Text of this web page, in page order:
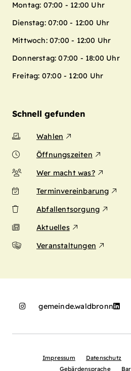
Montag: 07:00 - 12:00 Uhr
Dienstag: 07:00 - 12:00 Uhr
Mittwoch: 07:00 - 12:00 Uhr
Donnerstag: 07:00 - 18:00 Uhr
Freitag: 07:00 - 12:00 Uhr
Schnell gefunden
Wahlen
Öffnungszeiten
Wer macht was?
Terminvereinbarung
Abfallentsorgung
Aktuelles
Veranstaltungen
gemeinde.waldbronn
Impressum Datenschutz
Gebärdensprache